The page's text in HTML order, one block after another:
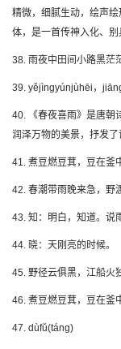
精微，细腻生动，绘声
体，是一首传神入化、别
38. 雨夜中田间小路黑茫
39. yějìngyúnjùhēi，
40. 《春夜喜雨》是唐朝
润泽万物的美景，抒发了
41. 煮豆燃豆萁，豆在釜
42. 春潮带雨晚来急，野
43. 知：明白，知道。说
44. 晓：天刚亮的时候。
45. 野径云俱黑，江船火
46. 煮豆燃豆萁，豆在釜
47. dùfǔ(táng)